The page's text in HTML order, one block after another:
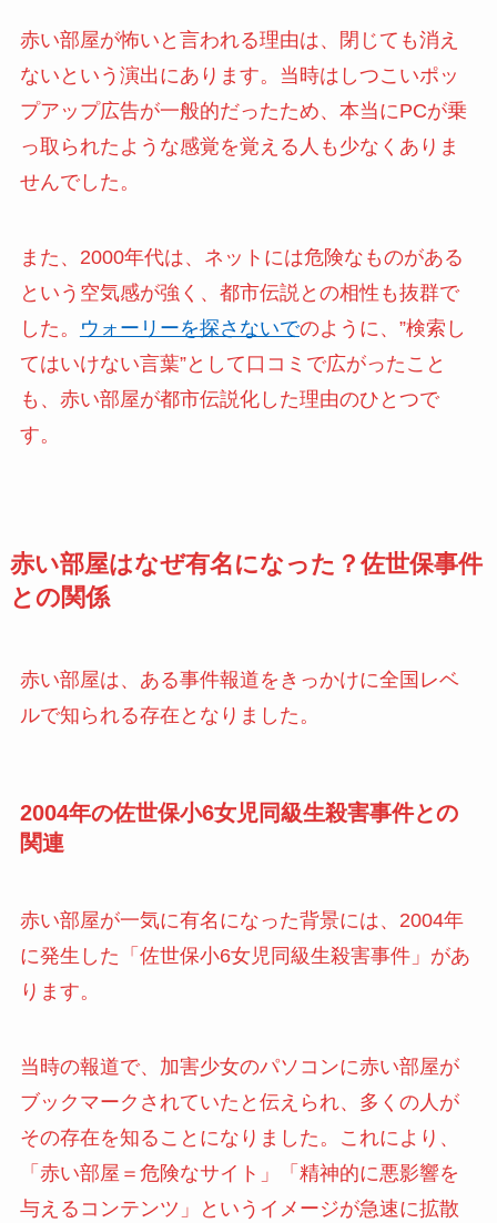
赤い部屋が怖いと言われる理由は、閉じても消え
ないという演出にあります。当時はしつこいポッ
プアップ広告が一般的だったため、本当にPCが乗
っ取られたような感覚を覚える人も少なくありま
せんでした。
また、2000年代は、ネットには危険なものがある
という空気感が強く、都市伝説との相性も抜群で
した。
ウォーリーを探さないでのように、”検索し
てはいけない言葉”として口コミで広がったこと
も、赤い部屋が都市伝説化した理由のひとつで
す。
赤い部屋はなぜ有名になった？佐世保事件
との関係
赤い部屋は、ある事件報道をきっかけに全国レベ
ルで知られる存在となりました。
2004年の佐世保小6女児同級生殺害事件との
関連
赤い部屋が一気に有名になった背景には、2004年
に発生した「佐世保小6女児同級生殺害事件」があ
ります。
当時の報道で、加害少女のパソコンに赤い部屋が
ブックマークされていたと伝えられ、多くの人が
その存在を知ることになりました。これにより、
「赤い部屋＝危険なサイト」「精神的に悪影響を
与えるコンテンツ」というイメージが急速に拡散